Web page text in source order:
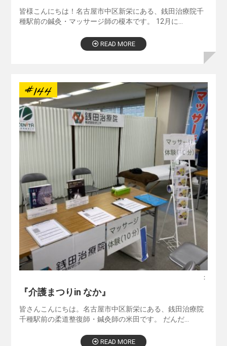
皆様こんにちは！名古屋市中区新栄にある、銭田治療院千
種駅前の鍼灸・マッサージ師の榎本です。 12月に…
READ MORE
#144
：
『介護まつりin なか』
皆さんこんにちは。名古屋市中区新栄にある、銭田治療院
千種駅前の柔道整復師・鍼灸師の米田です。 だんだ…
READ MORE